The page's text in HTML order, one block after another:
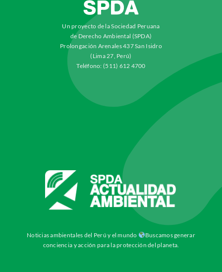
Un proyecto de la Sociedad Peruana
de Derecho Ambiental (SPDA)
Prolongación Arenales 437 San Isidro
(Lima 27, Perú)
Teléfono: (511) 612 4700
Noticias ambientales del Perú y el mundo
Buscamos generar
conciencia y acción para la protección del planeta.